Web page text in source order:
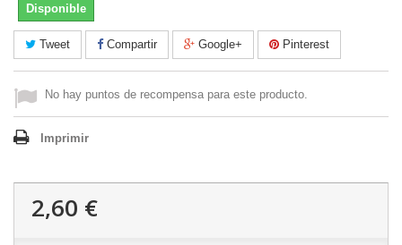
Disponible
Tweet Compartir Google+ Pinterest
No hay puntos de recompensa para este producto.
Imprimir
2,60 €